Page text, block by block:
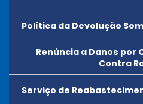
Política da Devolução
Renúncia a Danos por
Contra
Serviço de